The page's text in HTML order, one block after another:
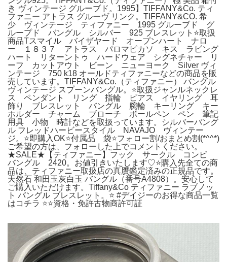
き ヴィンテージ グルーブド。1995】TIFFANY&Co. ティ
ファニー アトラス グルーヴ リンク。TIFFANY&CO. 希
少 ヴィンテージ ティファニー 1995 グルーブド グ
ループド バングル シルバー 925 ブレスレット⭐️取扱
商品Tスマイル バイザヤード オープンハート ナロ
ー １８３７ アトラス パロマピカソ キス ラビング
ハート リターントゥ ハードウェア シグネチャー リ
ーフ カットアウト ビーン ニューヨーク Silver ヴィ
ンテージ 750 k18 オールドティファニーなどの商品を販
売しています。TIFFANY&Co.（ティファニー） バングル
ヴィンテージ スプーンバングル。⭐️取扱ジャンルネックレ
ス ペンダント リング 指輪 ピアス イヤリング 耳
飾り ブレスレット バングル 腕輪 キーリング キー
ホルダー チャーム ブローチ ボールペン ペン 筆記
用具 小物 時計などを取扱っています。シルバーバング
ル フレッドハービースタイル NAVAJO ヴィンテー
ジ。⭐️即購入OK⭐️付属品 袋⭐️フォロー割/おまとめ割(*^^*)
ご希望の方は、フォローした上でコメントください。
★SALE★【ティファニー】フック サークル コンビ
バングル 2420。お値引きいたします♡⭐️購入先全ての商
品は、ティファニー取扱店の真贋鑑定済みの正規品です。
天然石 和田玉灰白玉 バングル（番号A4808）。安心して
ご購入いただけます。Tiffany&Co ティファニー ラブノッ
ト バングル ブレスレット。⭐️ #デイジーのお得な商品一覧
はコチラ ⭐️⭐️資格・免許古物商許可証